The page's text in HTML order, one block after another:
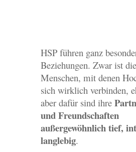
HSP führen ganz
Beziehungen. Zwar ist
Menschen, mit denen
sich wirklich verbinden,
aber dafür sind ihre
und Freundschaften
außergewöhnlich tief,
langlebig.